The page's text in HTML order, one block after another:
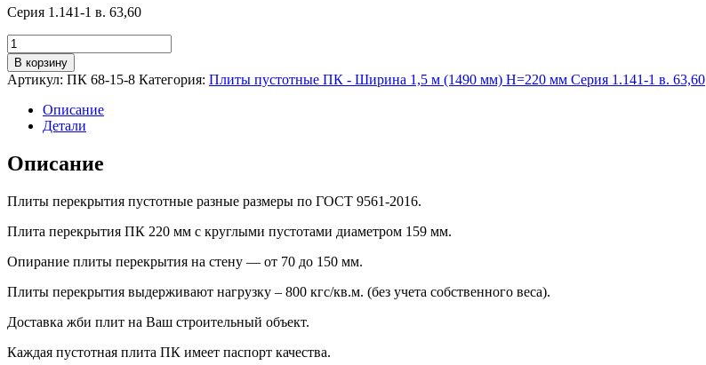
Серия 1.141-1 в. 63,60
Количество
товара
ПК
68-
В корзину
Артикул: ПК 68-15-8 Категория: Плиты пустотные ПК - Ширина 1,5 м (1490 мм) H=220 мм Серия 1.141-1 в. 63,60
Описание
Детали
Описание
Плиты перекрытия пустотные разные размеры по ГОСТ 9561-2016.
Плита перекрытия ПК 220 мм с круглыми пустотами диаметром 159 мм.
Опирание плиты перекрытия на стену — от 70 до 150 мм.
Плиты перекрытия выдерживают нагрузку – 800 кгс/кв.м. (без учета собственного веса).
Доставка жби плит на Ваш строительный объект.
Каждая пустотная плита ПК имеет паспорт качества.